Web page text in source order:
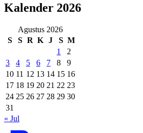
Kalender 2026
Agustus 2026
S
S R K J S M
1
2
3
4 5 6 7 8
9
10 11 12 13 14 15 16
17 18 19 20 21 22 23
24 25 26 27 28 29 30
31
« Jul